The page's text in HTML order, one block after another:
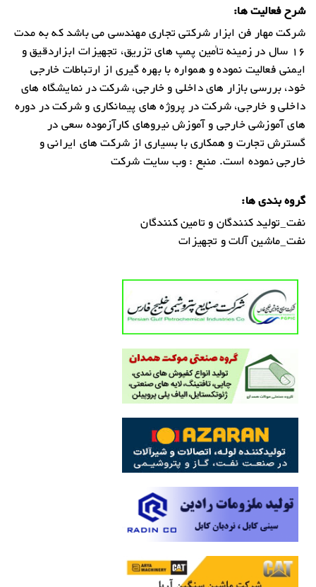
شرح فعالیت ها:
شرکت مهار فن ابزار شرکتی تجاری مهندسی می باشد که به مدت
16 سال در زمینه تأمین پمپ های تزریق، تجهیزات ابزاردقیق و
ایمنی فعالیت نموده و همواره با بهره گیری از ارتباطات خارجی
خود، بررسی بازار های داخلی و خارجی، شرکت در نمایشگاه های
داخلی و خارجی، شرکت در پروژه های پیمانکاری و شرکت در دوره
های آموزشی خارجی و آموزش نیروهای کارآزموده سعی در
گسترش تجارت و همکاری با بسیاری از شرکت های ایرانی و
خارجی نموده است. منبع : وب سایت شرکت
گروه بندی ها:
نفت_تولید کنندگان و تامین کنندگان
نفت_ماشین آلات و تجهیزات